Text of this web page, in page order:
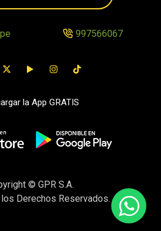
997566067
la App GRATIS
© GPR S.A.
Derechos Reservados.